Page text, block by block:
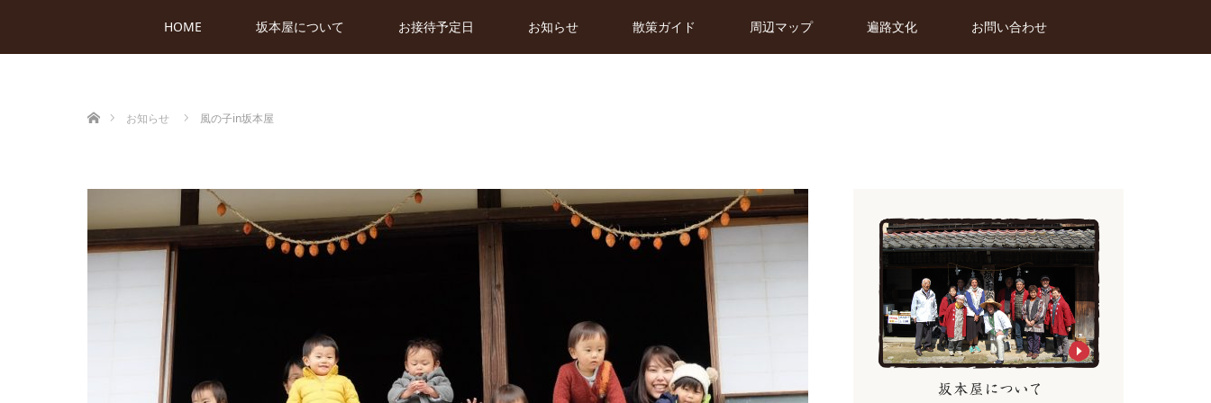
HOME 坂本屋について お接待予定日 お知らせ 散策ガイド 周辺マップ 遍路文化 お問い合わせ
お知らせ
風の子in坂本屋